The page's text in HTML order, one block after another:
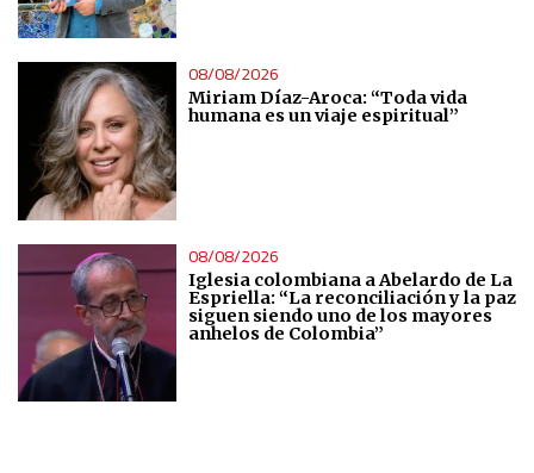
08/08/2026
Miriam Díaz-Aroca: “Toda vida
humana es un viaje espiritual”
08/08/2026
Iglesia colombiana a Abelardo de La
Espriella: “La reconciliación y la paz
siguen siendo uno de los mayores
anhelos de Colombia”